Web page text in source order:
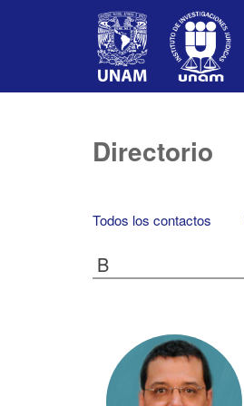
Directorio
Todos los contactos
B